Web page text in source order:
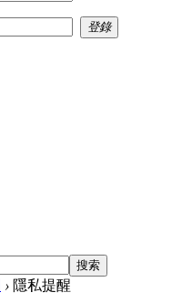
登錄
搜索
› 隱私提醒